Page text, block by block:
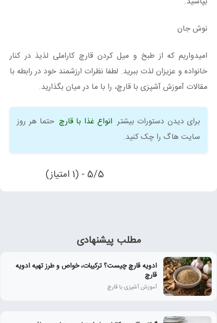
نوش جان
امیدواریم که از طبخ و میل کردن قارچ کاراملی لذیذ در کنار
خانواده و عزیزان لذت ببرید. لطفا نظرات ارزشمند خود در رابطه با
مقالات آموزش آشپزی با قارچ، را با ما در میان بگذارید.
برای دیدن دستورات بیشتر انواع غذا با قارچ حتما هر روز
سایت هاگ را چک کنید.
5/5 - (1 امتیاز)
مطلب پیشنهادی
ادویه قارچ چیست؟ ترکیبات، خواص و طرز تهیه ادویه
قارچ
آموزش آشپزی با قارچ